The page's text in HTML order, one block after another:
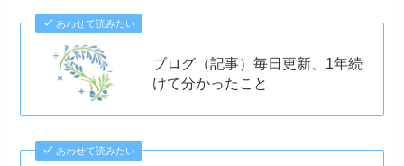
あわせて読みたい
ブログ（記事）毎日更新、1年続
けて分かったこと
あわせて読みたい